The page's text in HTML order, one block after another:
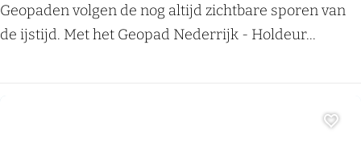
k
o
G
e
Geopaden volgen de nog altijd zichtbare sporen van
de ijstijd. Met het Geopad Nederrijk - Holdeur...